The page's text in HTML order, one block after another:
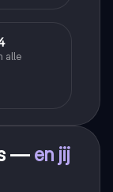
alle
— en jij